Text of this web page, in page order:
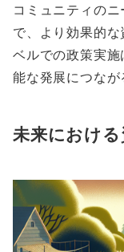
コミュニティの
で、より効果的
ベルでの政策実
能な発展につなが
未来におけ